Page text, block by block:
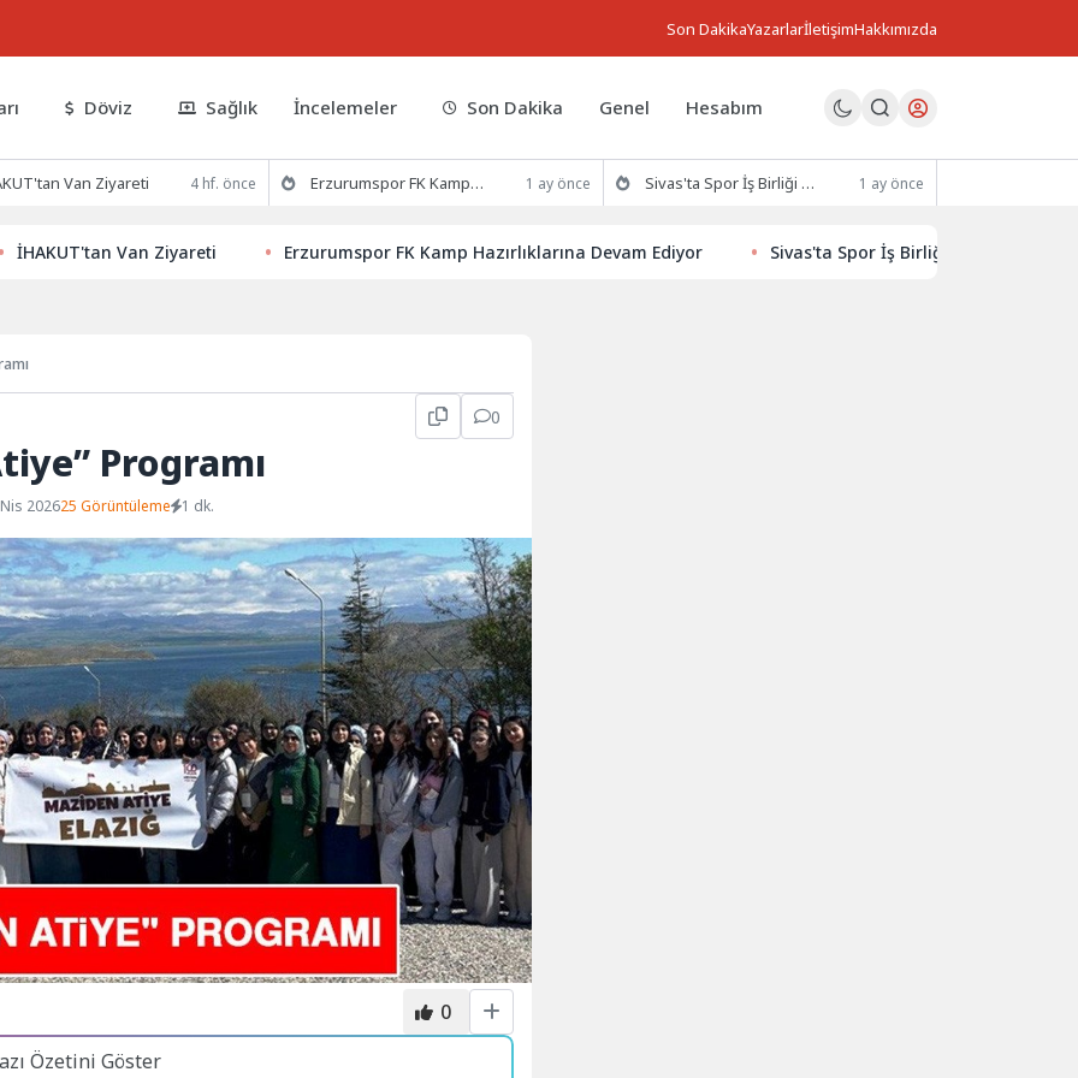
Son DakikaYazarlarİletişimHakkımızda
Döviz Sağlık İncelemeler Son Dakika Genel Hesabım
Van Ziyareti 4 hf. önce Erzurumspor FK Kamp Hazırlıklarına Devam Ediyor 1 ay önce Sivas'ta Spor İş Birliği Protokolü İmzalandı 1 ay önce
Van Ziyareti Erzurumspor FK Kamp Hazırlıklarına Devam Ediyor Sivas'ta Spor İş Birliği Protokolü İmzalandı
0
Programı
202625 Görüntüleme 1 dk.
0
Özetini Göster